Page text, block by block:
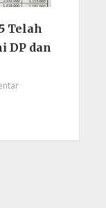
Telah
DP dan